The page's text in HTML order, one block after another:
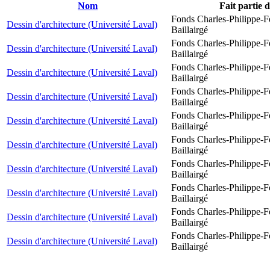
Nom
Fait partie
Dessin d'architecture (Université Laval)
Fonds Charles-Philippe-
Baillairgé
Dessin d'architecture (Université Laval)
Fonds Charles-Philippe-
Baillairgé
Dessin d'architecture (Université Laval)
Fonds Charles-Philippe-
Baillairgé
Dessin d'architecture (Université Laval)
Fonds Charles-Philippe-
Baillairgé
Dessin d'architecture (Université Laval)
Fonds Charles-Philippe-
Baillairgé
Dessin d'architecture (Université Laval)
Fonds Charles-Philippe-
Baillairgé
Dessin d'architecture (Université Laval)
Fonds Charles-Philippe-
Baillairgé
Dessin d'architecture (Université Laval)
Fonds Charles-Philippe-
Baillairgé
Dessin d'architecture (Université Laval)
Fonds Charles-Philippe-
Baillairgé
Dessin d'architecture (Université Laval)
Fonds Charles-Philippe-
Baillairgé